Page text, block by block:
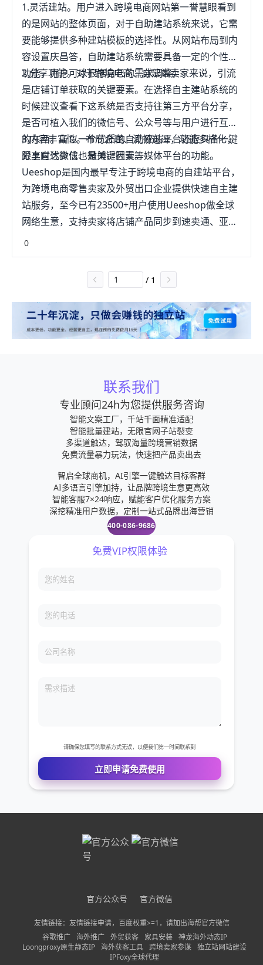
1.灵活建站。用户进入跨境电商网站第一誉慧眼看到
的是网站的整体页面，对于自助建站系统来说，它需
要能够提供多种建站模板的选择性。从网站布局到内
容设置庆昌答，自助建站系统需要具备一定的个性化
功能，用户可以根据自己的需求调整。
2.分享功能。对于跨境电商、自建站卖家来说，引流
是店铺订单获取的关键要素。在选择自主建站系统的
时候建议查看下这系统是否支持往第三方平台分享，
是否可植入我们的微信号、公众号等与用户进行互动
的东西。所以一个优质的自助建站平台还应具备一键
分享直达微信、微博、社交等媒体平台的功能。
3.内容丰富性。布局合理、流畅迅逗，功能多样化，
跟上时代步伐也是关键因素。
Ueeshop是国内最早专注于跨境电商的自建站平台，
为跨境电商零售卖家及外贸出口企业提供快速自主建
站服务，至今已有23500+用户使用Ueeshop做全球
网络生意，支持卖家将店铺产品同步到速卖通、亚马
逊等平台上，进一步提高了卖家的工作效率，节省时
间。
0
/ 1
联系我们
专业顾问24h为您提供服务咨询
智能文案工厂，千站千面精准适配
智能批量建站，无限官网子站裂变
多渠道触达，驾驭海量跨境营销数据
免费流量暴力玩法，快速把产品卖出去
智启全球商机，AI引擎一键触达目标客群
AI多语言引擎加持，让品牌跨境生意更高效
智能客服7×24响应，赋能客户优化服务方案
深挖精准用户数据，定制一站式品牌出海营销
400-086-9686
需求描述
请确保您填写的联系方式无误，以便我们第一时间联系到
官方公众号 官方微信
友情链接：友情链接申请，百度权重>=1，请加出海帮官方微信
谷歌推广
海外推广 外贸获客 家具安装
神龙海外动态IP
Loongproxy原生静态IP 海外获客工具 跨境卖家参谋 独立站网站建设
IPFoxy全球代理